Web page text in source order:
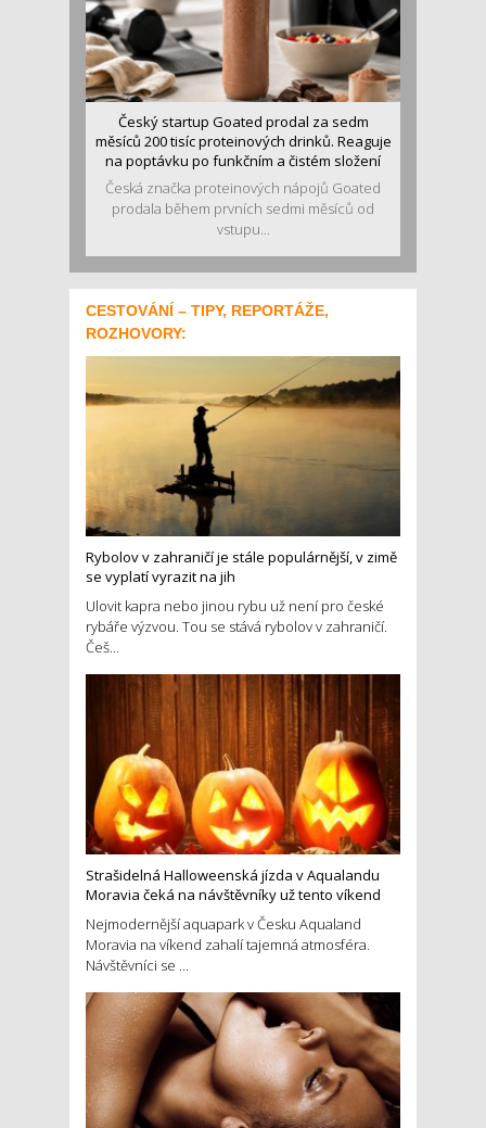
Český startup Goated prodal za sedm
měsíců 200 tisíc proteinových drinků. Reaguje
na poptávku po funkčním a čistém složení
Česká značka proteinových nápojů Goated
prodala během prvních sedmi měsíců od
vstupu...
CESTOVÁNÍ – TIPY, REPORTÁŽE,
ROZHOVORY:
Rybolov v zahraničí je stále populárnější, v zimě
se vyplatí vyrazit na jih
Ulovit kapra nebo jinou rybu už není pro české
rybáře výzvou. Tou se stává rybolov v zahraničí.
Češ...
Strašidelná Halloweenská jízda v Aqualandu
Moravia čeká na návštěvníky už tento víkend
Nejmodernější aquapark v Česku Aqualand
Moravia na víkend zahalí tajemná atmosféra.
Návštěvníci se ...